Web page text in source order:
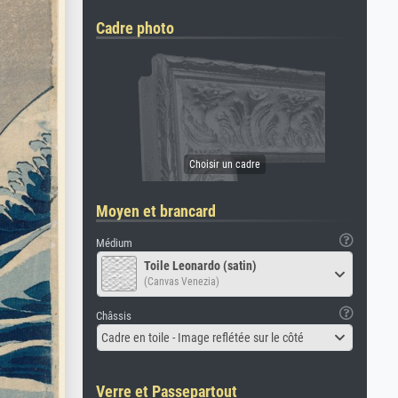
Cadre photo
Moyen et brancard
Médium
Toile Leonardo (satin)
(Canvas Venezia)
Châssis
Cadre en toile - Image reflétée sur le côté
Verre et Passepartout